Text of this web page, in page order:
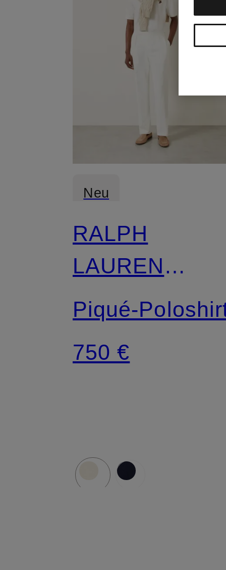
Neu
RALPH
LAUREN
PURPLE
Piqué-
750 €